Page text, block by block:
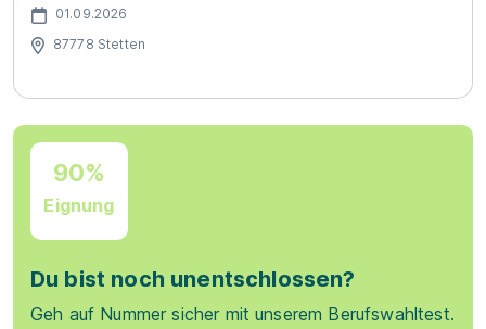
01.09.2026
87778 Stetten
90%
Eignung
Du bist noch unentschlossen?
Geh auf Nummer sicher mit unserem Berufswahltest.